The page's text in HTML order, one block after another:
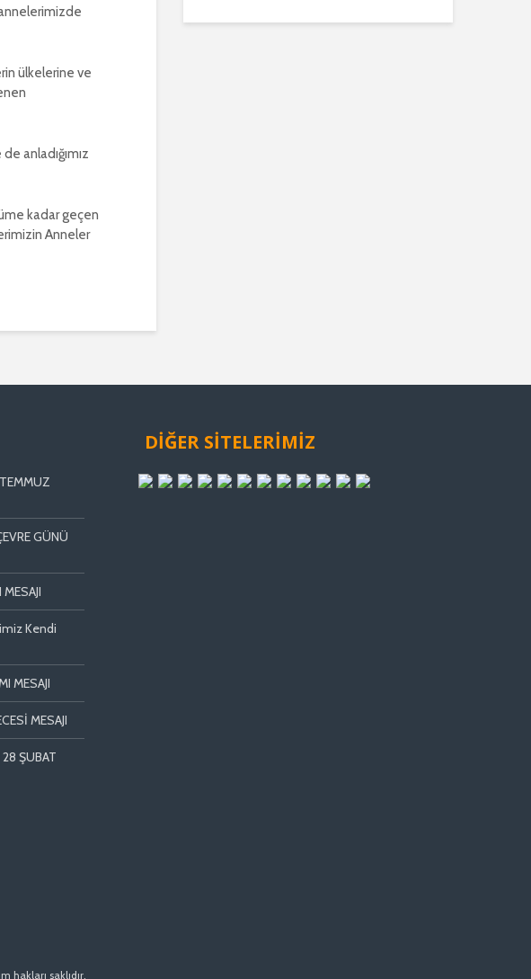
annelerimizde
ülkelerine ve
anladığımız
kadar geçen
Anneler
GÜNÜ
Kendi
MESAJI
MESAJI
28 ŞUBAT
DİĞER SİTELERİMİZ
hakları saklıdır.